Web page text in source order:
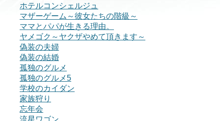
ホテルコンシェルジュ
マザーゲーム～彼女たちの階級～
ママとパパが生きる理由。
ヤメゴク～ヤクザやめて頂きます～
偽装の夫婦
偽装の結婚
孤独のグルメ
孤独のグルメ5
学校のカイダン
家族狩り
忘年会
流星ワゴン